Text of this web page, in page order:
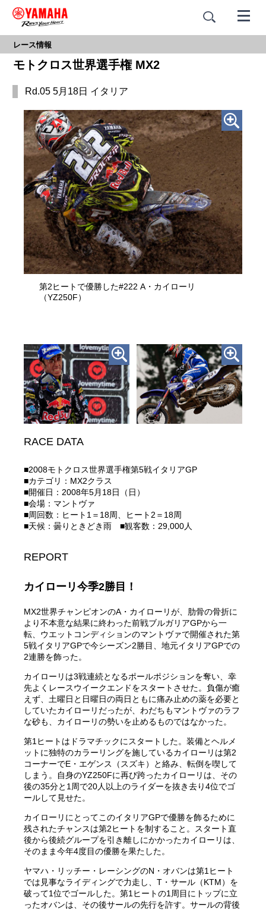
レース情報
モトクロス世界選手権 MX2
Rd.05 5月18日 イタリア
第2ヒートで優勝した#222 A・カイローリ
（YZ250F）
RACE DATA
■2008モトクロス世界選手権第5戦イタリアGP
■カテゴリ：MX2クラス
■開催日：2008年5月18日（日）
■会場：マントヴァ
■周回数：ヒート1＝18周、ヒート2＝18周
■天候：曇りときどき雨 ■観客数：29,000人
REPORT
カイローリ今季2勝目！
MX2世界チャンピオンのA・カイローリが、肋骨の骨折に
より不本意な結果に終わった前戦ブルガリアGPから一
転、ウエットコンディションのマントヴァで開催された第
5戦イタリアGPで今シーズン2勝目、地元イタリアGPでの
2連勝を飾った。
カイローリは3戦連続となるポールポジションを奪い、幸
先よくレースウイークエンドをスタートさせた。負傷が癒
えず、土曜日と日曜日の両日ともに痛み止めの薬を必要と
していたカイローリだったが、わだちもマントヴァのラフ
な砂も、カイローリの勢いを止めるものではなかった。
第1ヒートはドラマチックにスタートした。装備とヘルメ
ットに独特のカラーリングを施しているカイローリは第2
コーナーでE・エゲンス（スズキ）と絡み、転倒を喫して
しまう。自身のYZ250Fに再び跨ったカイローリは、その
後の35分と1周で20人以上のライダーを抜き去り4位でゴ
ールして見せた。
カイローリにとってこのイタリアGPで優勝を飾るために
残されたチャンスは第2ヒートを制すること。スタート直
後から後続グループを引き離しにかかったカイローリは、
そのまま今年4度目の優勝を果たした。
ヤマハ・リッチー・レーシングのN・オバンは第1ヒート
では見事なライディングで力走し、T・サール（KTM）を
破って1位でゴールした。第1ヒートの1周目にトップに立
ったオバンは、その後サールの先行を許す。サールの背後